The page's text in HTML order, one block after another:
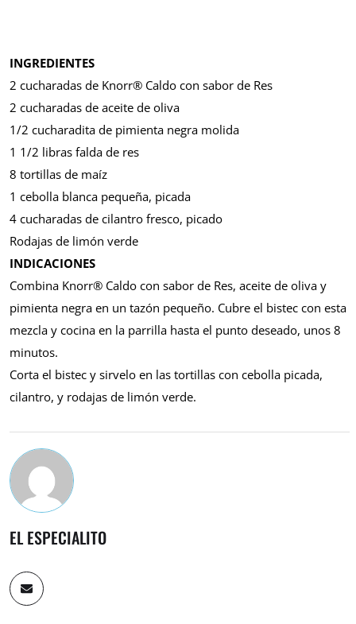
INGREDIENTES
2 cucharadas de Knorr® Caldo con sabor de Res
2 cucharadas de aceite de oliva
1/2 cucharadita de pimienta negra molida
1 1/2 libras falda de res
8 tortillas de maíz
1 cebolla blanca pequeña, picada
4 cucharadas de cilantro fresco, picado
Rodajas de limón verde
INDICACIONES
Combina Knorr® Caldo con sabor de Res, aceite de oliva y
pimienta negra en un tazón pequeño. Cubre el bistec con esta
mezcla y cocina en la parrilla hasta el punto deseado, unos 8
minutos.
Corta el bistec y sirvelo en las tortillas con cebolla picada,
cilantro, y rodajas de limón verde.
EL ESPECIALITO